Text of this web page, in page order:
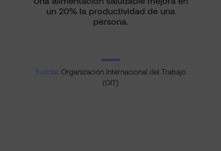
un 20% la productividad de una
persona.
Fuente: Organización Internacional del Trabajo
(OIT)